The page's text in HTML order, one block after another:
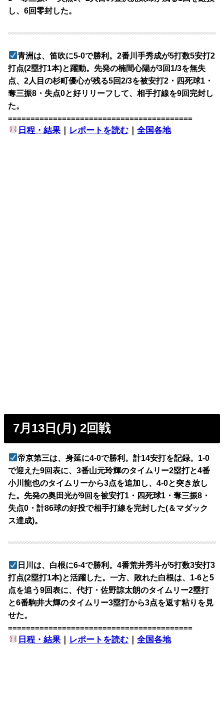
し、6回零封した。
青洲は、笛吹に5-0で勝利。2番川手秀成が5打数5安打2
打点(2塁打1本)と躍動。先発の楠間心陽が3回1/3を無失
点、2人目の杉町優心が残る5回2/3を被安打2・四死球1・
奪三振8・失点0と好リリーフして、相手打線を9回完封し
た。
=========================================
日程・結果 ｜ レポートを読む ｜全国各地
7月13日(月) 2回戦
帝京第三は、身延に4-0で勝利。計14安打を記録。1-0
で迎えた9回表に、3番山元玲輝のタイムリー2塁打と4番
小川龍也のタイムリーから3点を追加し、4-0と突き放し
た。先発の奥田光が9回を被安打1・四死球1・奪三振8・
失点0・計86球の好投で相手打線を完封した(＆マダック
ス達成)。
日川は、白根に6-4で勝利。4番荒井秀斗が5打数3安打3
打点(2塁打1本)と活躍した。一方、敗れた白根は、1-6と5
点を追う9回表に、代打・佐野諒太朗のタイムリー2塁打
と6番駒井大輝のタイムリー3塁打から3点を返す粘りを見
せた。
=========================================
日程・結果｜ レポートを読む ｜全国各地